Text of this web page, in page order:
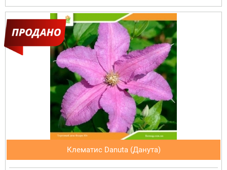
Клематис Danuta (Данута)